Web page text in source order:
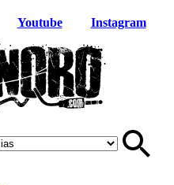
Youtube Instagram